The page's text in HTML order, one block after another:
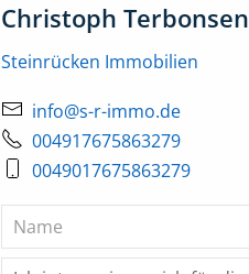
Christoph Terbonsen
Steinrücken Immobilien
info@s-r-immo.de
004917675863279
0049017675863279